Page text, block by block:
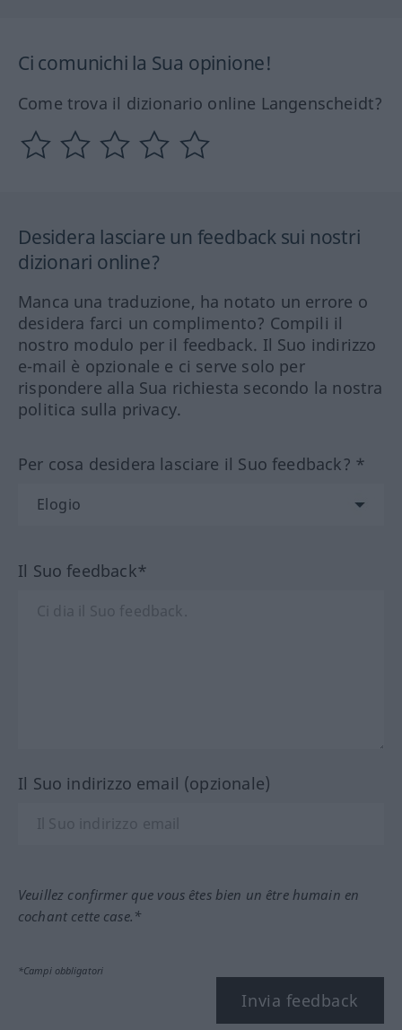
Ci comunichi la Sua opinione!
Come trova il dizionario online Langenscheidt?
Desidera lasciare un feedback sui nostri
dizionari online?
Manca una traduzione, ha notato un errore o
desidera farci un complimento? Compili il
nostro modulo per il feedback. Il Suo indirizzo
e-mail è opzionale e ci serve solo per
rispondere alla Sua richiesta secondo la nostra
politica sulla privacy.
Per cosa desidera lasciare il Suo feedback? *
Il Suo feedback*
Il Suo indirizzo email (opzionale)
Veuillez confirmer que vous êtes bien un être humain en
cochant cette case.*
*Campi obbligatori
Invia feedback